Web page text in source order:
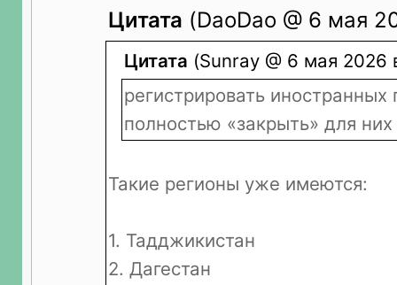
Цитата (DaoDao @ 6 мая
Цитата (Sunray @ 6 мая 2026
регистрировать
полностью «закрыть» для них
Такие регионы уже имеются:
1. Тадджикистан
2. Дагестан